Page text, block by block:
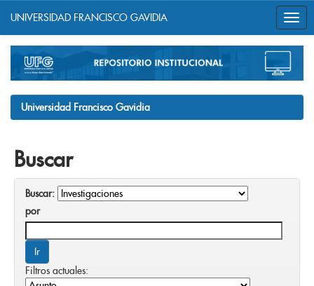
navigation
UNIVERSIDAD FRANCISCO GAVIDIA
Universidad Francisco Gavidia
Buscar
Buscar:
por
Filtros actuales: